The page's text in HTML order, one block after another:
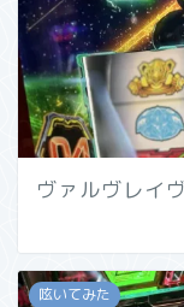
ヴァルヴレイ
呟いてみた